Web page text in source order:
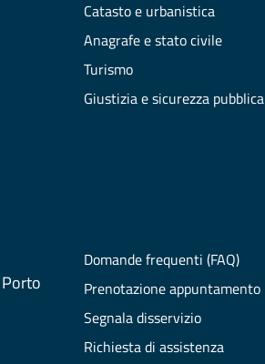
Catasto e urbanistica
Anagrafe e stato civile
Turismo
Giustizia e sicurezza pubblica
Domande frequenti (FAQ)
Prenotazione appuntamento
Segnala disservizio
Richiesta di assistenza